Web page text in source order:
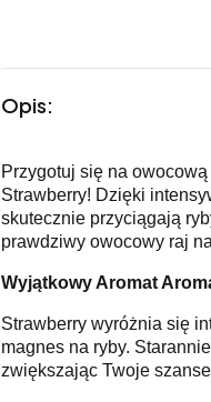
Opis:
Przygotuj się na
Strawberry! Dzięki
skutecznie przyciągają
prawdziwy owocowy raj
Wyjątkowy Aromat
Strawberry wyróżnia się
magnes na ryby.
zwiększając Twoje